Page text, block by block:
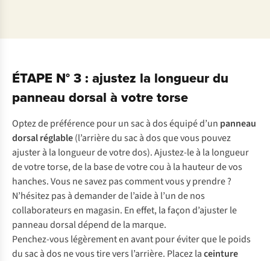
ÉTAPE N° 3 : ajustez la longueur du
panneau dorsal à votre torse
Optez de préférence pour un sac à dos équipé d’un panneau
dorsal réglable(l’arrière du sac à dos que vous pouvez
ajuster à la longueur de votre dos). Ajustez-le à la longueur
de votre torse, de la base de votre cou à la hauteur de vos
hanches. Vous ne savez pas comment vous y prendre ?
N’hésitez pas à demander de l’aide à l’un de nos
collaborateurs en magasin. En effet, la façon d’ajuster le
panneau dorsal dépend de la marque.
Penchez-vous légèrement en avant pour éviter que le poids
du sac à dos ne vous tire vers l’arrière. Placez laceinture